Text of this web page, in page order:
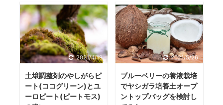
経費公開企画の趣旨
こんにちは！もって
ーです！ 今までやっ
てこなかった企画で
すが、2020年8月に
個人事業主登録をし
てからブルーベリー
ファームおおたを経
ウェブサイトやブロ
グにLINEの友達追加
ボタンを載せたい
iPhoneやアンドロイ
ド端末だと簡単にQR
コードなどでLINEの
友達追加ができます
が、パソコンでウェ
2021/4/19
土壌調整剤のやしがらピ
ート(ココグリーン)とユ
ーロピート(ピートモス)
2021/5/26
ブルーベリーの養液栽培
でヤシガラ培養土オープ
ントップバッグを検討し